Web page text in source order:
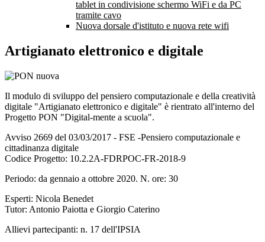
tablet in condivisione schermo WiFi e da PC
tramite cavo
Nuova dorsale d'istituto e nuova rete wifi
Artigianato elettronico e digitale
Il modulo di sviluppo del pensiero computazionale e della creatività
digitale "Artigianato elettronico e digitale" è rientrato all'interno del
Progetto PON "Digital-mente a scuola".
Avviso 2669 del 03/03/2017 - FSE -Pensiero computazionale e
cittadinanza digitale
Codice Progetto: 10.2.2A-FDRPOC-FR-2018-9
Periodo: da gennaio a ottobre 2020. N. ore: 30
Esperti: Nicola Benedet
Tutor: Antonio Paiotta e Giorgio Caterino
Allievi partecipanti: n. 17 dell'IPSIA